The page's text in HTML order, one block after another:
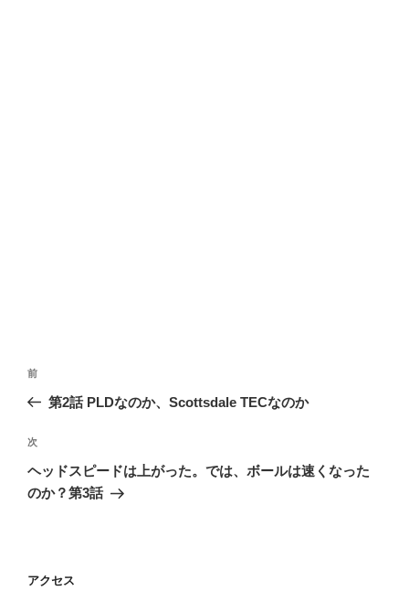
投
ビ
ゲ
ー
前
の
稿
前
第2話 PLDなのか、Scottsdale TECなのか
次
の
投
次
ヘッドスピードは上がった。では、ボールは速くなった
のか？第3話
アクセス